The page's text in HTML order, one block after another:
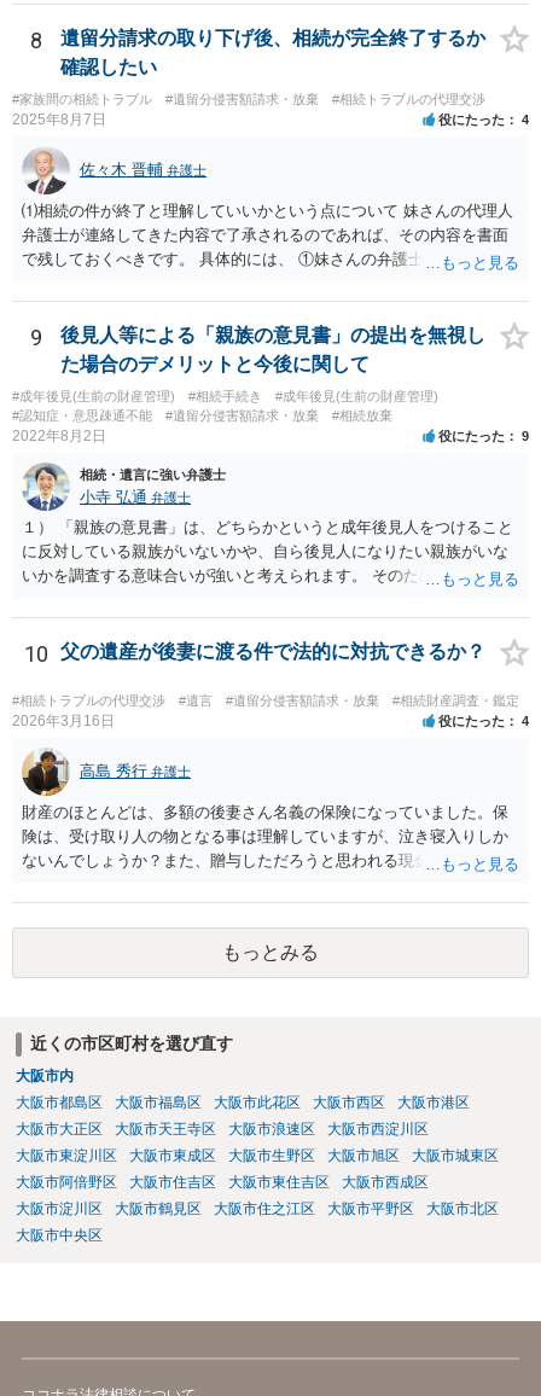
相談されるのが良いと思います。
8
遺留分請求の取り下げ後、相続が完全終了するか
確認したい
#家族間の相続トラブル #遺留分侵害額請求・放棄 #相続トラブルの代理交渉
2025年8月7日 役にたった 4
佐々木 晋輔 弁護士
⑴相続の件が終了と理解していいかという点について 妹さんの代理人
弁護士が連絡してきた内容で了承されるのであれば、その内容を書面
で残しておくべきです。 具体的には、 ①妹さんの弁護士に対して、連
の預金を振り込めば終了など）を記載した合意書等の書面を作成して
もらう。 ②相談者様はその書面の内容をしっかり確認する。納得でき
ない部分があれば、説明を求めたり、修正を求める。 なお、相続に
関してお互いに債権債務がないことを確認する旨を記載してもらいま
しょう。その記載があれば、相続の件は終了となります。 ③合意書等
が納得できる内容になれば、お互いに署名捺印する。 という流れで
捺印する前に、相談者様も別の弁護士に相談して確認してもらうので
もいいと思います。 ⑵振込先が弁護士宛であることについて 代理人弁
護士の預り口座を振込先とするのはよくあることです。 問題ないと思
います。
9
後見人等による「親族の意見書」の提出を無視し
た場合のデメリットと今後に関して
#成年後見(生前の財産管理) #相続手続き
#成年後見(生前の財産管理)
#認知症・意思疎通不能
#遺留分侵害額請求・放棄 #相続放棄
2022年8月2日 役にたった 9
相続・遺言に強い弁護士
小寺 弘通 弁護士
１） 「親族の意見書」は、どちらかというと成年後見人をつけること
に反対している親族がいないかや、自ら後見人になりたい親族がいな
いかを調査する意味合いが強いと考えられます。 そのため、ご相談の
す。 ２） 場合によっては、介護や被後見人の財産の処分等に関して、
後見人から相談があることも考えられます。 また、お祖母さんがお亡
相続放棄されれば問題ありません。 ３） 完全に拒否する方法はないか
もしれませんが、 関わりを持ちたくないとのことでしたら、親族の意
見書にその旨を記載して提出しておけば良いかも知れません。 後見人
としても、関わりを拒否している親族にあえて連絡をしてくる可能性
は低いと考えられます。 以上、ご参考になさってください。
10 父の遺産が後妻に渡る件で法的に対抗できるか？
#相続トラブルの代理交渉 #遺言 #遺留分侵害額請求・放棄 #相続財産調査・鑑定
2026年3月16日 役にたった 4
高島 秀行 弁護士
財産のほとんどは、多額の後妻さん名義の保険になっていました。保
険は、受け取り人の物となる事は理解していますが、泣き寝入りしか
ないんでしょうか？また、贈与しただろうと思われる現金の引き出し
うか？ 保険は原則として受取人のものですが、遺産全体での保険金
の割合が高い場合、掛け金が一括払いで、保険金が掛け金の額と同様
の額の場合などは特別受益として遺留分の対象となる可能性がありま
す。 多額の現金の引き出しは、相手に渡ったかどうか、そのとき父
て相談された方がよいと思います。
もっとみる
近くの市区町村を選び直す
大阪市内
大阪市都島区
大阪市福島区 大阪市此花区 大阪市西区
大阪市港区
大阪市大正区
大阪市天王寺区 大阪市浪速区
大阪市西淀川区
大阪市東淀川区
大阪市東成区 大阪市生野区 大阪市旭区
大阪市城東区
大阪市阿倍野区
大阪市住吉区 大阪市東住吉区
大阪市西成区
大阪市淀川区
大阪市鶴見区 大阪市住之江区 大阪市平野区
大阪市北区
大阪市中央区